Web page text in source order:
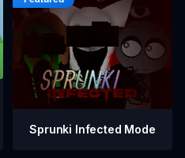
Sprunki Infected Mode